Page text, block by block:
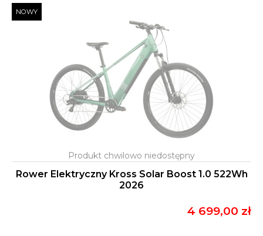
Rower Elektryczny Kross Solar Boost 1.0 522Wh
2026
4 699,00 zł
NOWY